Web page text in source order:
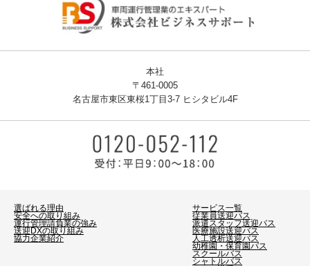
選ばれる理由
安全への取り組み
運行管理請負業の強み
送迎DXの取り組み
協力企業紹介
サービス一覧
従業員送迎バス
派遣スタッフ送迎バス
医療施設送迎バス
人工透析送迎バス
幼稚園・保育園バス
スクールバス
シャトルバス
本社
〒461-0005
名古屋市東区東桜1丁目3-7 ヒシタビル4F